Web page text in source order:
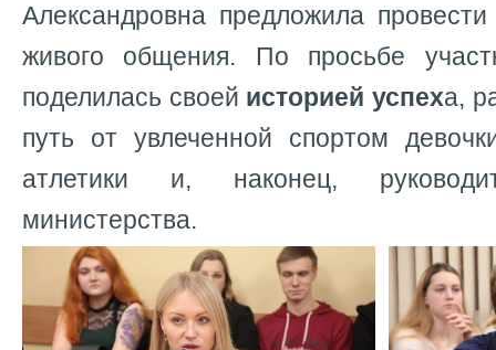
Александровна предложила
живого общения. По просьбе
поделилась своей историей успеха,
путь от увлеченной спортом
атлетики и, наконец,
министерства.